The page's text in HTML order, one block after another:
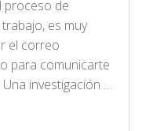
proceso de
es muy
el correo
para comunicarte
investigación …